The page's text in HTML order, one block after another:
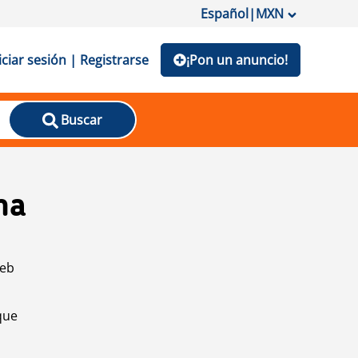
Español|MXN
sesión | Registrarse ¡Pon un anuncio!
Buscar